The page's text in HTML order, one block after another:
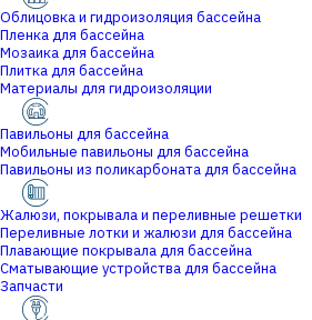
Облицовка и гидроизоляция бассейна
Пленка для бассейна
Мозаика для бассейна
Плитка для бассейна
Материалы для гидроизоляции
Павильоны для бассейна
Мобильные павильоны для бассейна
Павильоны из поликарбоната для бассейна
Жалюзи, покрывала и переливные решетки
Переливные лотки и жалюзи для бассейна
Плавающие покрывала для бассейна
Сматывающие устройства для бассейна
Запчасти